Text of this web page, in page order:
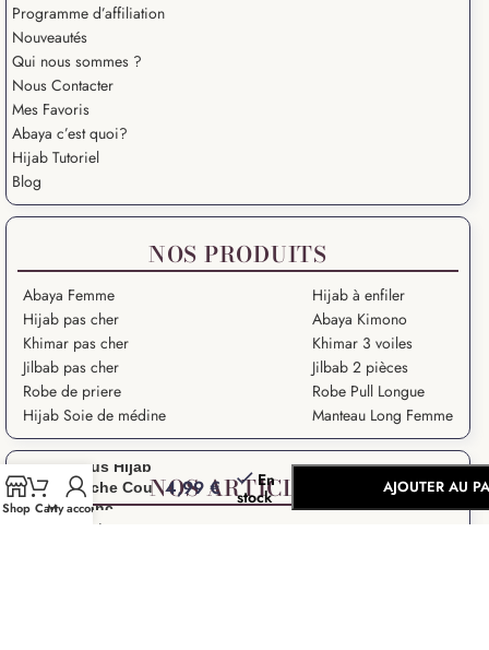
Programme d’affiliation
Nouveautés
Qui nous sommes ?
Nous Contacter
Mes Favoris
Abaya c’est quoi?
Hijab Tutoriel
Blog
NOS PRODUITS
Abaya Femme
Hijab pas cher
Khimar pas cher
Jilbab pas cher
Robe de priere
Hijab Soie de médine
Hijab à enfiler
Abaya Kimono
Khimar 3 voiles
Jilbab 2 pièces
Robe Pull Longue
Manteau Long Femme
NOS ARTICLES
Grande Ablution
Shop CartMy account
Sous Hijab
Cache Cou
Blanc
4,99€
En
stock
- +
AJOUTER AU